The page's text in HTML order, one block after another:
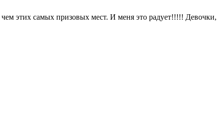
этих самых призовых мест. И меня это радует!!!!! Девочки,